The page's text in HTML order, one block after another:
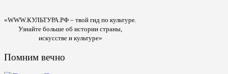
«WWW.КУЛЬТУРА.РФ – твой гид по культуре.
Узнайте больше об истории страны,
искусстве и культуре»
Помним вечно